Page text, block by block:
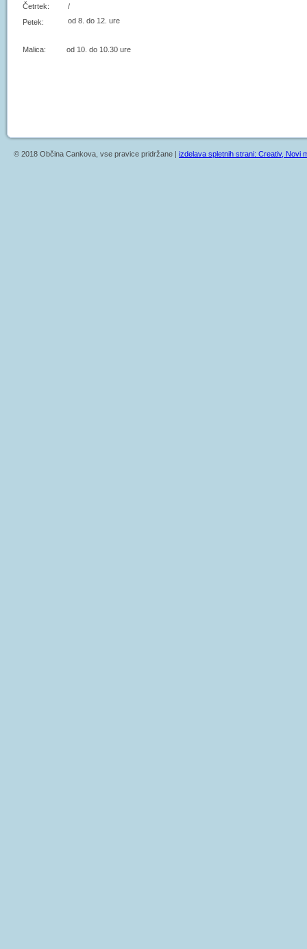
Četrtek:
/
Petek:
od 8. do 12. ure
Malica: od 10. do 10.30 ure
© 2018 Občina Cankova, vse pravice pridržane | izdelava spletnih strani: Creativ, Novi